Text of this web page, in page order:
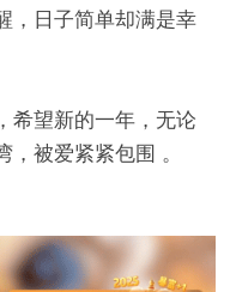
，日子简单却满是幸
希望新的一年，无论
被爱紧紧包围 。